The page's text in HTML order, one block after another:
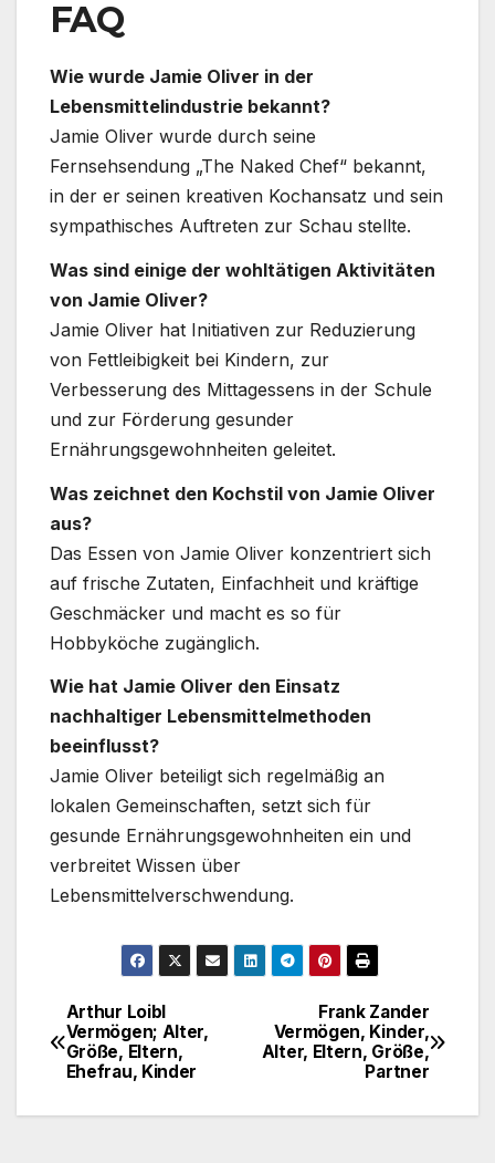
FAQ
Wie wurde Jamie Oliver in der
Lebensmittelindustrie bekannt?
Jamie Oliver wurde durch seine
Fernsehsendung „The Naked Chef“ bekannt,
in der er seinen kreativen Kochansatz und sein
sympathisches Auftreten zur Schau stellte.
Was sind einige der wohltätigen Aktivitäten
von Jamie Oliver?
Jamie Oliver hat Initiativen zur Reduzierung
von Fettleibigkeit bei Kindern, zur
Verbesserung des Mittagessens in der Schule
und zur Förderung gesunder
Ernährungsgewohnheiten geleitet.
Was zeichnet den Kochstil von Jamie Oliver
aus?
Das Essen von Jamie Oliver konzentriert sich
auf frische Zutaten, Einfachheit und kräftige
Geschmäcker und macht es so für
Hobbyköche zugänglich.
Wie hat Jamie Oliver den Einsatz
nachhaltiger Lebensmittelmethoden
beeinflusst?
Jamie Oliver beteiligt sich regelmäßig an
lokalen Gemeinschaften, setzt sich für
gesunde Ernährungsgewohnheiten ein und
verbreitet Wissen über
Lebensmittelverschwendung.
Post
navigation
Frank Zander
Vermögen, Kinder,
Alter, Eltern, Größe,
Partner
Arthur Loibl
Vermögen; Alter,
Größe, Eltern,
Ehefrau, Kinder